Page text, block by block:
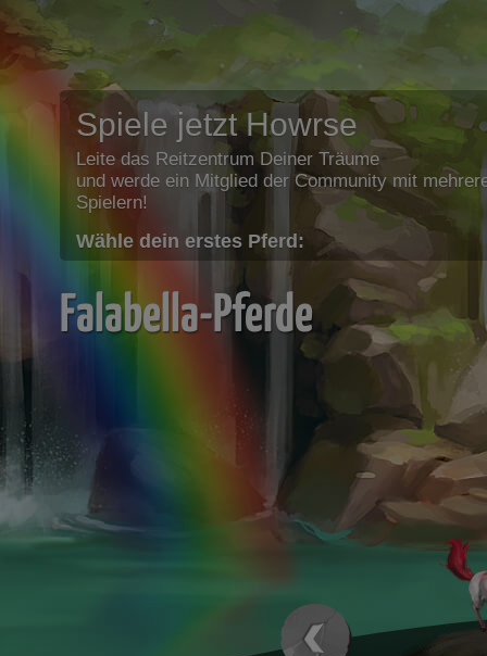
Spiele jetzt Howrse
Leite das Reitzentrum Deiner Träume
und werde ein Mitglied der Community mit
Spielern!
Wähle dein erstes Pferd:
Falabella-Pferde